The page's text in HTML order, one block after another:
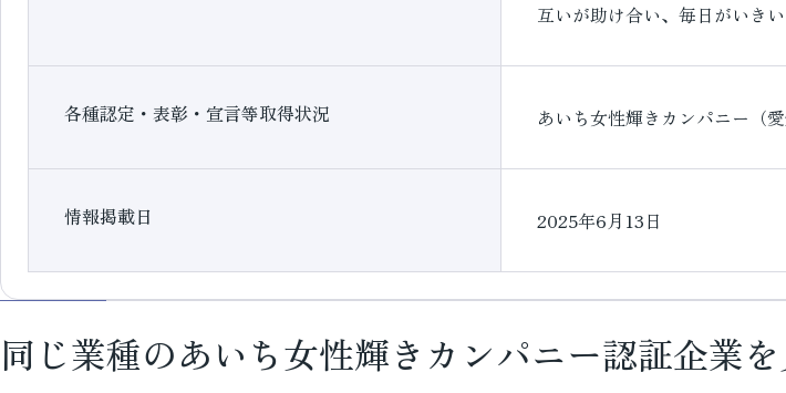
互いが助け合い、毎日がいき
各種認定・表彰・宣言等取得状況 あいち女性輝きカンパニー（愛
情報掲載日 2025年6月13日
同じ業種のあいち女性輝きカンパニー認証企業を